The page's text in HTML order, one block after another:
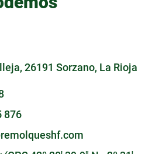
26191 Sorzano, La Rioja
876